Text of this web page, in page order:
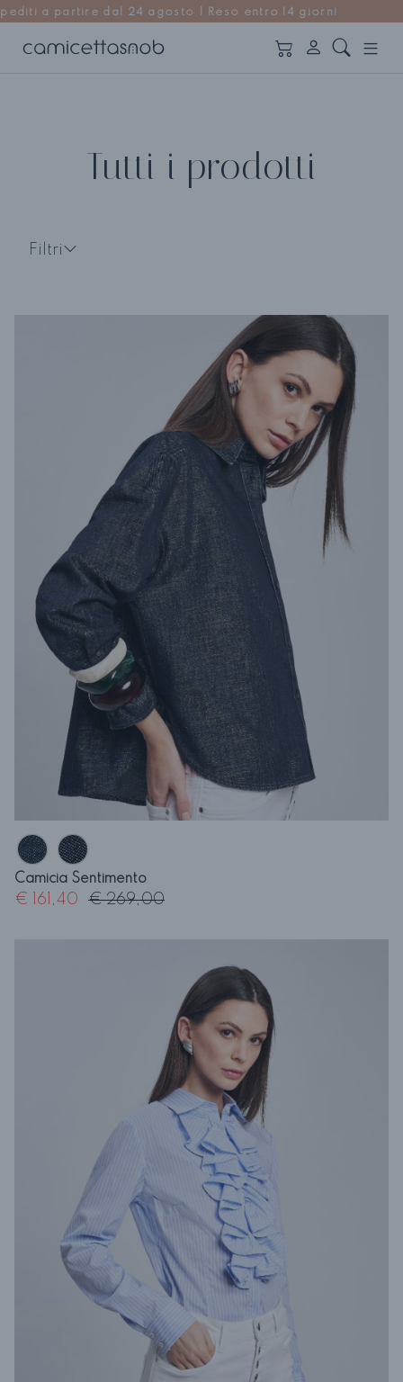
entro 14 giorni
Tutti i prodotti
Filtri
Camicia Sentimento
€ 161,40 € 269,00